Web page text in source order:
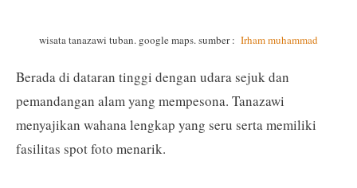
wisata tanazawi tuban. google maps. sumber : Irham muhammad
Berada di dataran tinggi dengan udara sejuk dan
pemandangan alam yang mempesona. Tanazawi
menyajikan wahana lengkap yang seru serta memiliki
fasilitas spot foto menarik.